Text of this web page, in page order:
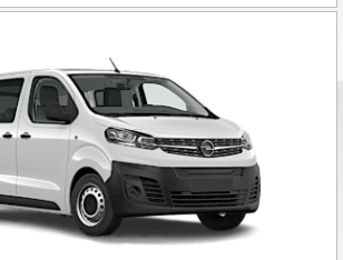
2025
za najam vozila?
između21 - 80godina
KREDITNOJ KARTICI u iznosu od
iznosa najma
USLOVI NAJMA